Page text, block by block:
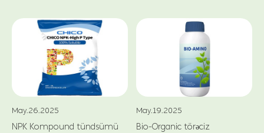
May.26.2025
NPK Kompound tündsümü
May.19.2025
Bio-Organic törəciz